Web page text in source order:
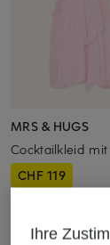
MRS & HUGS
Cocktailkleid mit
CHF 119
Ihre